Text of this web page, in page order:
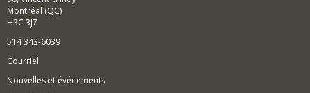
Montréal (QC)
H3C 3J7
514 343-6039
Courriel
Nouvelles et événements